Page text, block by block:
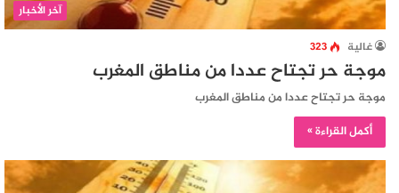
آخر الأخبار
غالية 323
موجة حر تجتاح عددا من مناطق المغرب
موجة حر تجتاح عددا من مناطق المغرب
أكمل القراءة »